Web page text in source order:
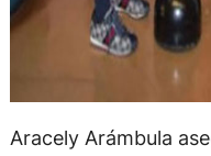
Aracely Arámbula